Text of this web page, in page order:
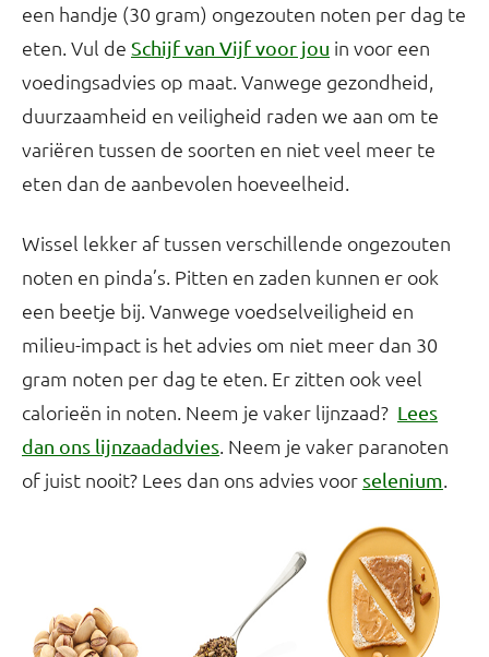
een handje (30 gram) ongezouten noten per dag te
eten. Vul de Schijf van Vijf voor jou in voor een
voedingsadvies op maat. Vanwege gezondheid,
duurzaamheid en veiligheid raden we aan om te
variëren tussen de soorten en niet veel meer te
eten dan de aanbevolen hoeveelheid.
Wissel lekker af tussen verschillende ongezouten
noten en pinda’s. Pitten en zaden kunnen er ook
een beetje bij. Vanwege voedselveiligheid en
milieu-impact is het advies om niet meer dan 30
gram noten per dag te eten. Er zitten ook veel
calorieën in noten. Neem je vaker lijnzaad? Lees
dan ons lijnzaadadvies. Neem je vaker paranoten
of juist nooit? Lees dan ons advies voor selenium.